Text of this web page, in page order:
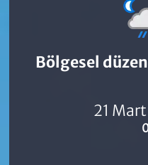
Bölgesel
21